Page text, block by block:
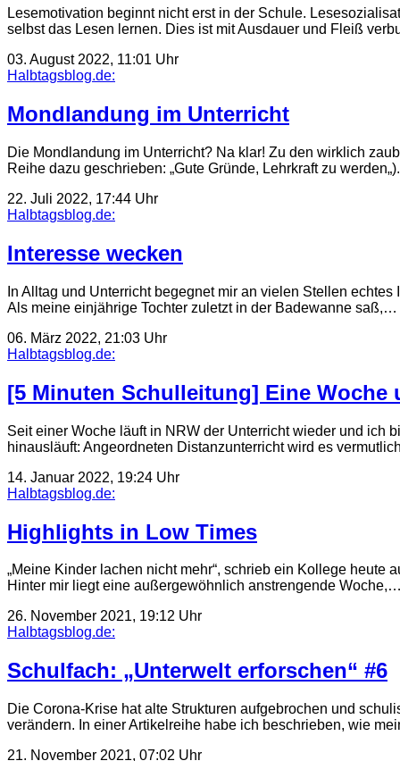
Lesemotivation beginnt nicht erst in der Schule.
selbst das Lesen lernen. Dies ist mit Ausdauer und Fleiß
03. August 2022, 11:01 Uhr
Halbtagsblog.de:
Mondlandung im Unterricht
Die Mondlandung im Unterricht? Na klar! Zu den wirklich
Reihe dazu geschrieben: „Gute Gründe, Lehrkraft zu
22. Juli 2022, 17:44 Uhr
Halbtagsblog.de:
Interesse wecken
In Alltag und Unterricht begegnet mir an vielen Stellen
Als meine einjährige Tochter zuletzt in der Badewanne saß,…
06. März 2022, 21:03 Uhr
Halbtagsblog.de:
[5 Minuten Schulleitung] Eine
Seit einer Woche läuft in NRW der Unterricht wieder und ich
hinausläuft: Angeordneten Distanzunterricht wird es
14. Januar 2022, 19:24 Uhr
Halbtagsblog.de:
Highlights in Low Times
„Meine Kinder lachen nicht mehr“, schrieb ein Kollege heute
Hinter mir liegt eine außergewöhnlich anstrengende
26. November 2021, 19:12 Uhr
Halbtagsblog.de:
Schulfach: „Unterwelt erforschen“ #6
Die Corona-Krise hat alte Strukturen aufgebrochen und
verändern. In einer Artikelreihe habe ich beschrieben, wie
21. November 2021, 07:02 Uhr